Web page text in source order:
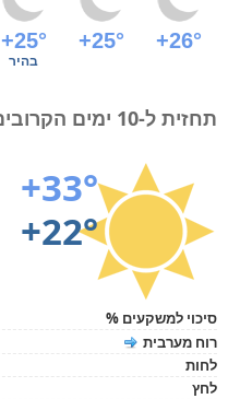
+26°
+25°
+25°
בהיר
תחזית ל-10 ימים הקרובים
+33°
+22°
סיכוי למשקעים %
רוח מערבית
לחות
לחץ